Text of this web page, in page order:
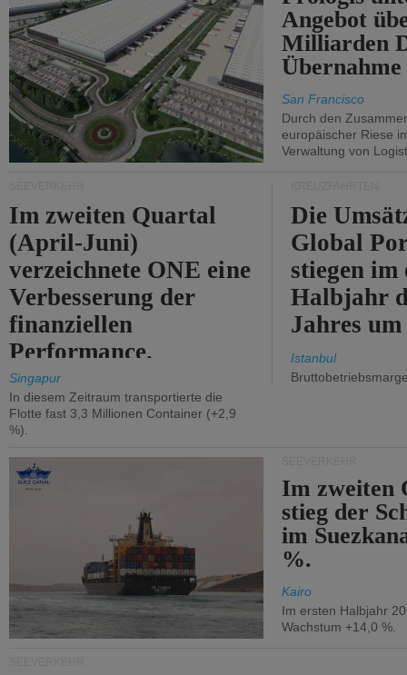
Angebot
Milliarden
Übernahme
San Francisco
Durch den
europäischer Riese
Verwaltung von
Im zweiten Quartal
(April-Juni)
verzeichnete ONE eine
Verbesserung der
finanziellen
Performance.
Singapur
In diesem Zeitraum transportierte die
Flotte fast 3,3 Millionen Container (+2,9
%).
Die
Global
stiegen im
Halbjahr
Jahres
Istanbul
Im zweiten
stieg der
im
%.
Kairo
Im ersten Halbjahr
Wachstum +14,0 %.